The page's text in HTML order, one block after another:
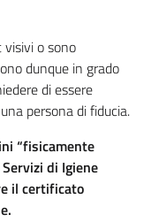
o sono
dunque in grado
di essere
persona di fiducia.
“fisicamente
di Igiene
il certificato